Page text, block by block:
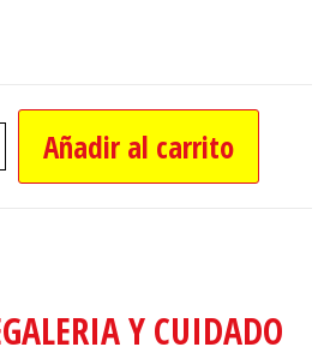
VIDRIO 10X15
Añadir al carrito
Y CUIDADO